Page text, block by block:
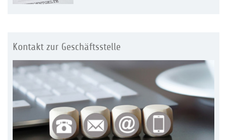
Kontakt zur Geschäftsstelle